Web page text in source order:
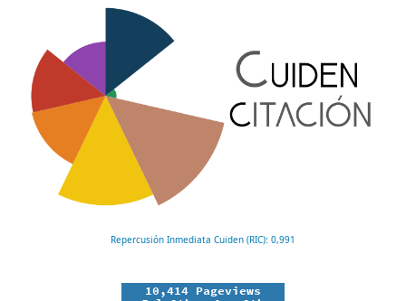
Repercusión Inmediata Cuiden (RIC): 0,991